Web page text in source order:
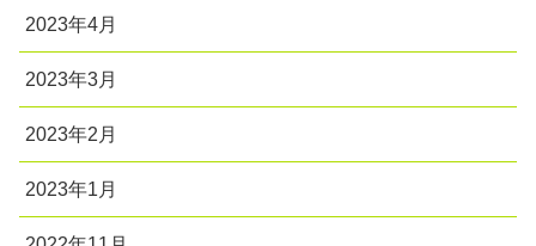
2023年4月
2023年3月
2023年2月
2023年1月